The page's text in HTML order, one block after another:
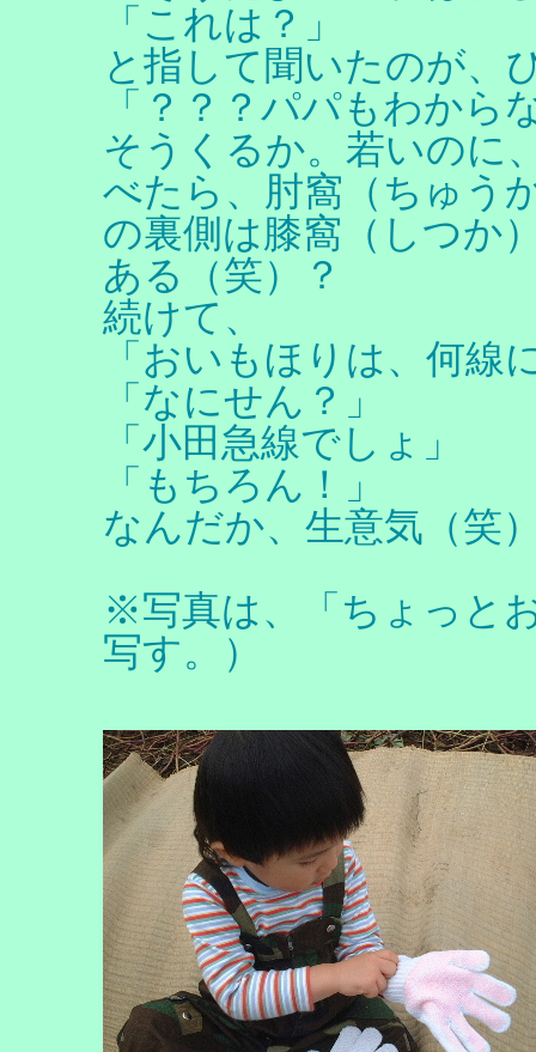
「これは？」
と指して聞いたのが、
「？？？パパもわから
そうくるか。若いのに
べたら、肘窩（ちゅう
の裏側は膝窩（しつか
ある（笑）？
続けて、
「おいもほりは、何線
「なにせん？」
「小田急線でしょ」
「もちろん！」
なんだか、生意気（笑
※写真は、「ちょっと
写す。）